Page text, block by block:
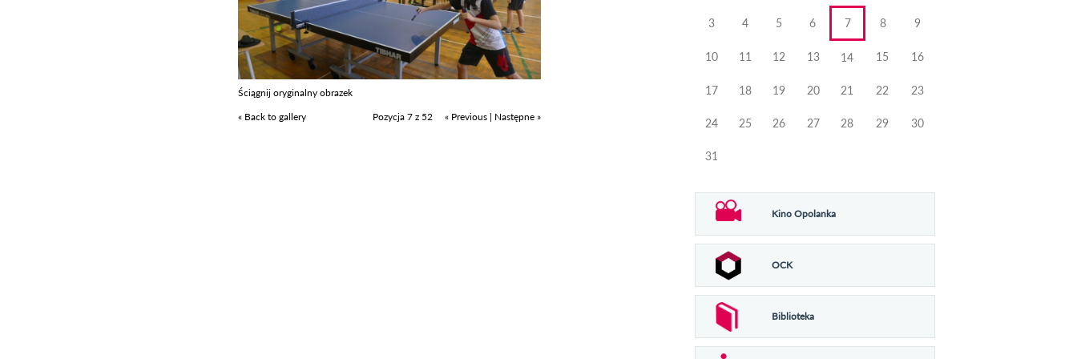
Ściągnij oryginalny obrazek
« Back to gallery
Pozycja 7 z 52 « Previous | Następne »
3 4 5 6 7 8 9
10 11 12 13 14 15 16
17 18 19 20 21 22 23
24 25 26 27 28 29 30
31
Kino Opolanka
OCK
Biblioteka